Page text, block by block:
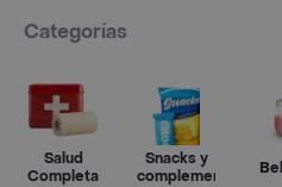
Categorías
Salud
Completa
Snacks y
complementos